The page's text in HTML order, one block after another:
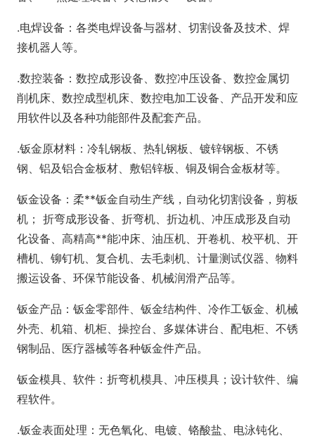
.电焊设备：各类电焊设备与器材、切割设备及技术、焊
接机器人等。
.数控装备：数控成形设备、数控冲压设备、数控金属切
削机床、数控成型机床、数控电加工设备、产品开发和应
用软件以及各种功能部件及配套产品。
.钣金原材料：冷轧钢板、热轧钢板、镀锌钢板、不锈
钢、铝及铝合金板材、敷铝锌板、铜及铜合金板材等。
钣金设备：柔**钣金自动生产线，自动化切割设备，剪板
机； 折弯成形设备、折弯机、折边机、冲压成形及自动
化设备、高精高**能冲床、油压机、开卷机、校平机、开
槽机、铆钉机、复合机、去毛刺机、计量测试仪器、物料
搬运设备、环保节能设备、机械润滑产品等。
钣金产品：钣金零部件、钣金结构件、冷作工钣金、机械
外壳、机箱、机柜、操控台、多媒体讲台、配电柜、不锈
钢制品、医疗器械等各种钣金件产品。
钣金模具、软件：折弯机模具、冲压模具；设计软件、编
程软件。
.钣金表面处理：无色氧化、电镀、铬酸盐、电泳钝化、